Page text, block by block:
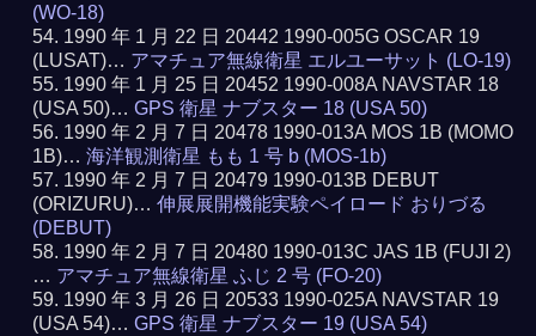
(WO-18)
1990 年 1 月 22 日 20442 1990-005G OSCAR 19
(LUSAT)… アマチュア無線衛星 エルユーサット (LO-19)
1990 年 1 月 25 日 20452 1990-008A NAVSTAR 18
(USA 50)…GPS 衛星 ナブスター 18 (USA 50)
1990 年 2 月 7 日 20478 1990-013A MOS 1B (MOMO
1B)…海洋観測衛星 もも 1 号 b (MOS-1b)
1990 年 2 月 7 日 20479 1990-013B DEBUT
(ORIZURU)…伸展展開機能実験ペイロード おりづる
(DEBUT)
1990 年 2 月 7 日 20480 1990-013C JAS 1B (FUJI 2)
… アマチュア無線衛星 ふじ 2 号 (FO-20)
1990 年 3 月 26 日 20533 1990-025A NAVSTAR 19
(USA 54)…GPS 衛星 ナブスター 19 (USA 54)